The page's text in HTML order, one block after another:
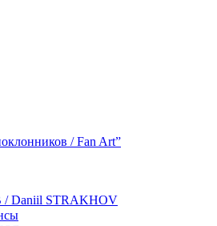
/ Fan Art”
Daniil STRAKHOV